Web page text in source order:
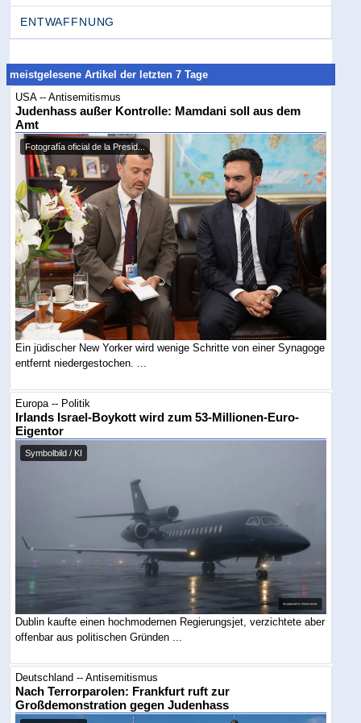
ENTWAFFNUNG
meistgelesene Artikel der letzten 7 Tage
USA -- Antisemitismus
Judenhass außer Kontrolle: Mamdani soll aus dem
Amt
Fotografía oficial de la Presid...
Ein jüdischer New Yorker wird wenige Schritte von einer Synagoge
entfernt niedergestochen. ...
Europa -- Politik
Irlands Israel-Boykott wird zum 53-Millionen-Euro-
Eigentor
Symbolbild / KI
Dublin kaufte einen hochmodernen Regierungsjet, verzichtete aber
offenbar aus politischen Gründen ...
Deutschland -- Antisemitismus
Nach Terrorparolen: Frankfurt ruft zur
Großdemonstration gegen Judenhass